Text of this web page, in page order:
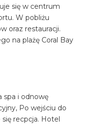
się w centrum
W pobliżu
oraz restauracji.
na plażę Coral Bay
spa i odnowę
Po wejściu do
recpcja. Hotel